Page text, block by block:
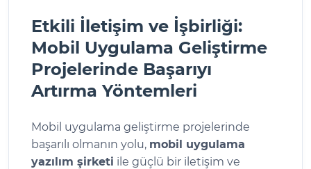
Etkili İletişim ve İşbirliği:
Mobil Uygulama Geliştirme
Projelerinde Başarıyı
Artırma Yöntemleri
Mobil uygulama geliştirme projelerinde
başarılı olmanın yolu, mobil uygulama
yazılım şirketi ile güçlü bir iletişim ve